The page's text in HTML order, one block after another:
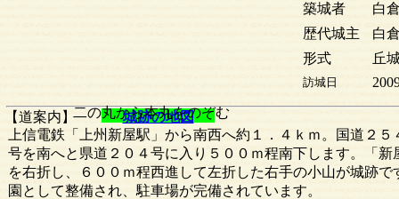
城跡の地図
二の丸から本丸をのぞむ
築城者
白
歴代城主
白
形式
丘
訪城日
【道案内】
上信電鉄「上州新屋駅」から南西へ約１．４ｋｍ。国道２５
号を南へと県道２０４号に入り５００ｍ程南下します。「新
を右折し、６００ｍ程西進して左折した右手の小山が城跡で
園として整備され、駐車場が完備されています。